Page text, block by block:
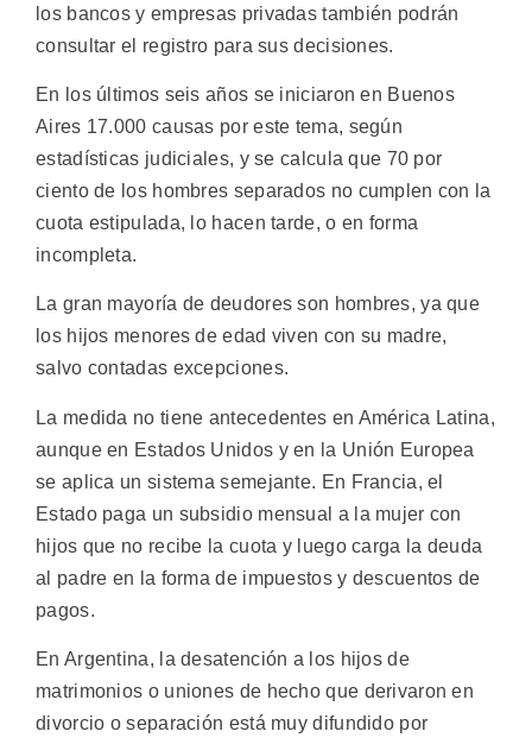
los bancos y empresas privadas también podrán
consultar el registro para sus decisiones.
En los últimos seis años se iniciaron en Buenos
Aires 17.000 causas por este tema, según
estadísticas judiciales, y se calcula que 70 por
ciento de los hombres separados no cumplen con la
cuota estipulada, lo hacen tarde, o en forma
incompleta.
La gran mayoría de deudores son hombres, ya que
los hijos menores de edad viven con su madre,
salvo contadas excepciones.
La medida no tiene antecedentes en América Latina,
aunque en Estados Unidos y en la Unión Europea
se aplica un sistema semejante. En Francia, el
Estado paga un subsidio mensual a la mujer con
hijos que no recibe la cuota y luego carga la deuda
al padre en la forma de impuestos y descuentos de
pagos.
En Argentina, la desatención a los hijos de
matrimonios o uniones de hecho que derivaron en
divorcio o separación está muy difundido por